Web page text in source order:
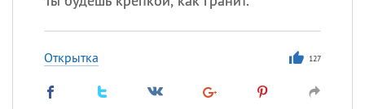
Открытка 127